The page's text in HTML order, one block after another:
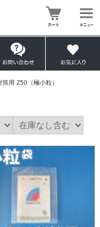
用 Z50（極小粒）